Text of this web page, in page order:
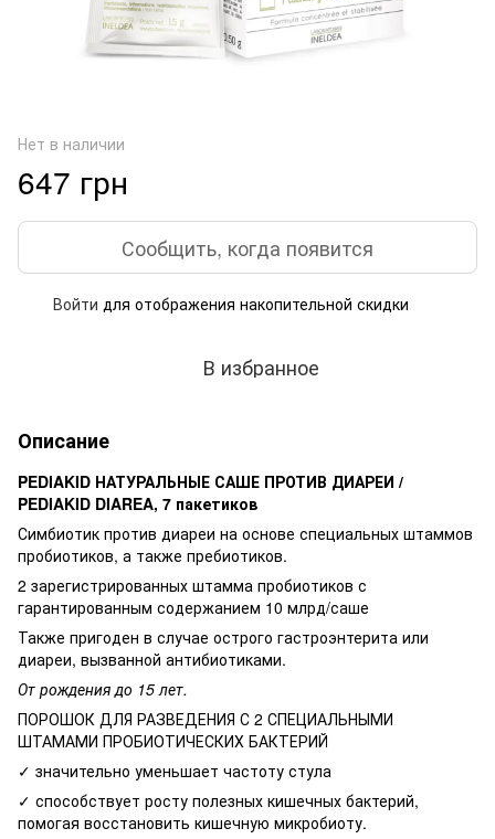
Нет в наличии
647 грн
Сообщить, когда появится
Войти для отображения накопительной скидки
В избранное
Описание
PEDIAKID НАТУРАЛЬНЫЕ САШЕ ПРОТИВ ДИАРЕИ /
PEDIAKID DIAREA, 7 пакетиков
Симбиотик против диареи на основе специальных штаммов
пробиотиков, а также пребиотиков.
2 зарегистрированных штамма пробиотиков с
гарантированным содержанием 10 млрд/саше
Также пригоден в случае острого гастроэнтерита или
диареи, вызванной антибиотиками.
От рождения до 15 лет.
ПОРОШОК ДЛЯ РАЗВЕДЕНИЯ С 2 СПЕЦИАЛЬНЫМИ
ШТАМАМИ ПРОБИОТИЧЕСКИХ БАКТЕРИЙ
✓ значительно уменьшает частоту стула
✓ способствует росту полезных кишечных бактерий,
помогая восстановить кишечную микробиоту.